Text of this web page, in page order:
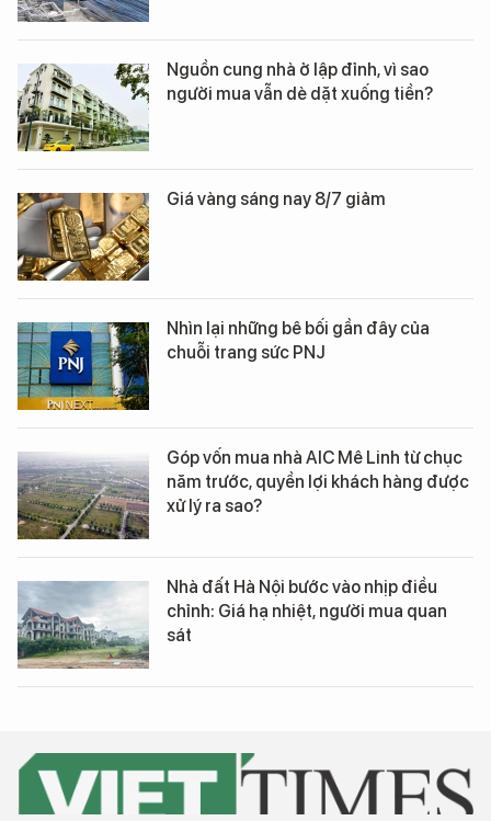
Nguồn cung nhà ở lập đỉnh, vì sao
người mua vẫn dè dặt xuống tiền?
Giá vàng sáng nay 8/7 giảm
Nhìn lại những bê bối gần đây của
chuỗi trang sức PNJ
Góp vốn mua nhà AIC Mê Linh từ chục
năm trước, quyền lợi khách hàng được
xử lý ra sao?
Nhà đất Hà Nội bước vào nhịp điều
chỉnh: Giá hạ nhiệt, người mua quan
sát